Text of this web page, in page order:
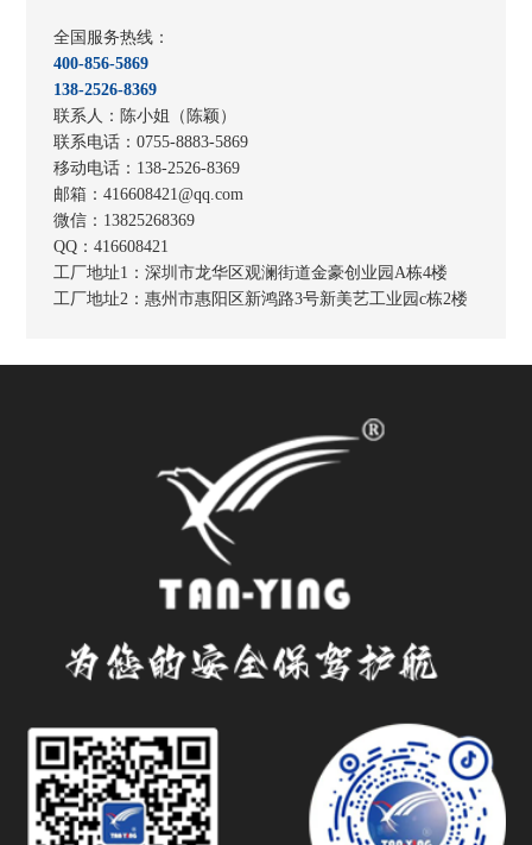
全国服务热线：
400-856-5869
138-2526-8369
联系人：陈小姐（陈颖）
联系电话：0755-8883-5869
移动电话：138-2526-8369
邮箱：416608421@qq.com
微信：13825268369
QQ：416608421
工厂地址1： 深圳市龙华区观澜街道金豪创业园A栋4楼
工厂地址2： 惠州市惠阳区新鸿路3号新美艺工业园c栋2楼